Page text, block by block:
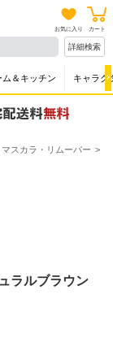
お気に入り カート
詳細検索
ム＆キッチン キャラク
マスカラ・リムーバー
ラルブラウン